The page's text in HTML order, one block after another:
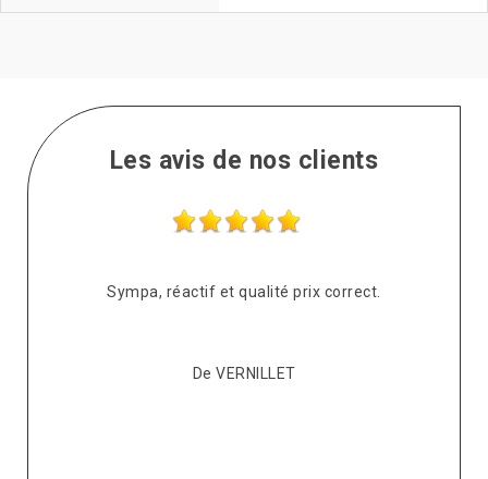
Les avis de nos clients
Sympa, réactif et qualité prix correct.
De VERNILLET